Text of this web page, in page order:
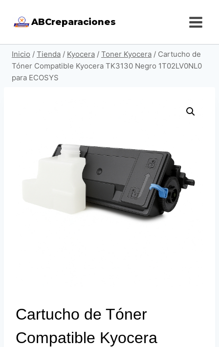
ABCreparaciones
Inicio / Tienda / Kyocera / Toner Kyocera / Cartucho de
Tóner Compatible Kyocera TK3130 Negro 1T02LV0NL0
para ECOSYS
Cartucho de Tóner
Compatible Kyocera